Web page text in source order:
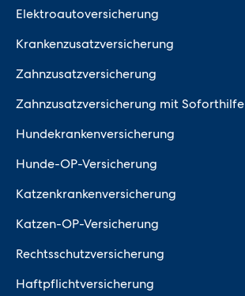
Elektroautoversicherung
Krankenzusatzversicherung
Zahnzusatzversicherung
Zahnzusatzversicherung mit Soforthilfe
Hundekrankenversicherung
Hunde-OP-Versicherung
Katzenkrankenversicherung
Katzen-OP-Versicherung
Rechtsschutzversicherung
Haftpflichtversicherung